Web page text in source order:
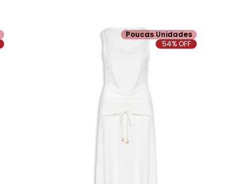
Poucas Unidades
54% OFF